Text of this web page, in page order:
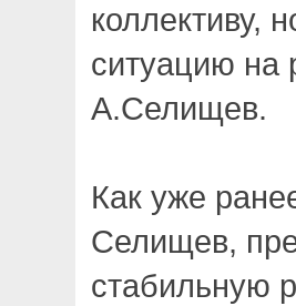
коллективу,
ситуацию на
А.Селищев.
Как уже
Селищев,
стабильную